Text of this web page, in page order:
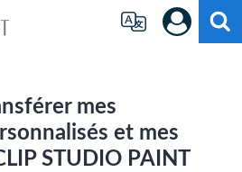
mes
et mes
STUDIO PAINT